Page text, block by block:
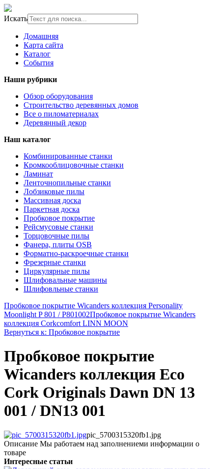
Искать
Домашняя
Карта сайта
Каталог
События
Наши рубрики
Обзор оборудования
Строительство деревянных домов
Все о пиломатериалах
Деревянный декор
Наш каталог
Комбинированные станки
Кромкооблицовочные станки
Ламинат
Ленточнопильные станки
Лобзиковые пилы
Массивная доска
Паркетная доска
Пробковое покрытие
Рейсмусовые станки
Торцовочные пилы
Фанера, плиты OSB
Форматно-раскроечные станки
Фрезерные станки
Циркулярные пилы
Шлифовальные машины
Шлифовльные станки
Пробковое покрытие Wicanders коллекция Personality
Moonlight P 801 / P801002Пробковое покрытие Wicanders
коллекция Corkcomfort LINN MOON
Вернуться к: Пробковое покрытие
Пробковое покрытие
Wicanders коллекция Eco
Cork Originals Dawn DN 13
001 / DN13 001
pic_5700315320fb1.jpg
Описание Мы работаем над заполнениеми информации о
товаре
Интересные статьи